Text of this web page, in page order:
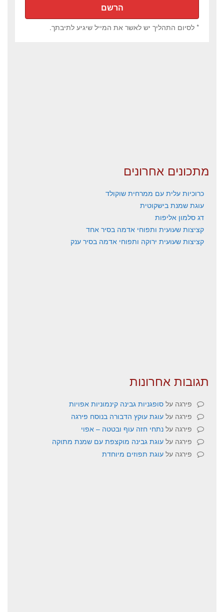
* לסיום התהליך יש לאשר את המייל שיגיע לתיבתך.
מתכונים אחרונים
כרוכיות עלית עם ממרחית שוקולד
עוגת שמנת בישקוטית
דג סלמון אליפות
קציצות שעועית ותפוחי אדמה בסיר אחד
קציצות שעועית ירוקה ותפוחי אדמה בסיר ענק
תגובות אחרונות
פירגה על סופגניות גבינה קינמוניות אפויות
פירגה על עוגת עוקץ הדבורה בנוסח פירגה
פירגה על נתחי חזה עוף ובטטה – אפוי
פירגה על עוגת גבינה מוקצפת עם שמנת מתוקה
פירגה על עוגת תפוזים מיוחדת